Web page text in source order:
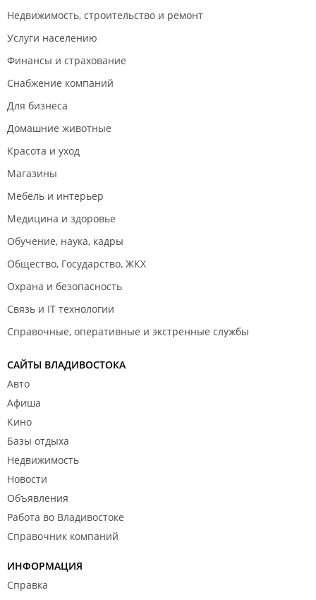
Недвижимость, строительство и ремонт
Услуги населению
Финансы и страхование
Снабжение компаний
Для бизнеса
Домашние животные
Красота и уход
Магазины
Мебель и интерьер
Медицина и здоровье
Обучение, наука, кадры
Общество, Государство, ЖКХ
Охрана и безопасность
Связь и IT технологии
Справочные, оперативные и экстренные службы
САЙТЫ ВЛАДИВОСТОКА
Авто
Афиша
Кино
Базы отдыха
Недвижимость
Новости
Объявления
Работа во Владивостоке
Справочник компаний
ИНФОРМАЦИЯ
Справка